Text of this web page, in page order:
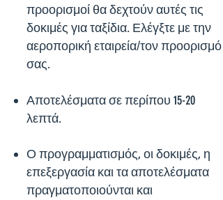
προορισμοί θα δεχτούν αυτές τις
δοκιμές για ταξίδια. Ελέγξτε με την
αεροπορική εταιρεία/τον προορισμό
σας.
Αποτελέσματα σε περίπου 15-20
λεπτά.
Ο προγραμματισμός, οι δοκιμές, η
επεξεργασία και τα αποτελέσματα
πραγματοποιούνται και